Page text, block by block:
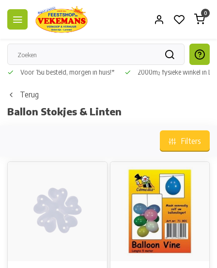
0
Voor 15u besteld, morgen in huis!* 2000m² fysieke winkel in
Terug
Ballon Stokjes & Linten
Filters